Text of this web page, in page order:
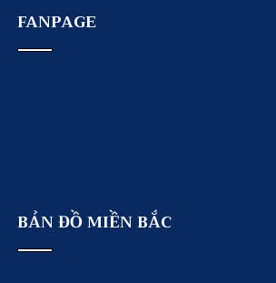
FANPAGE
BẢN ĐỒ MIỀN BẮC